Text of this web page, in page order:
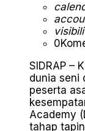
0
SIDRAP –
dunia seni
peserta
Academy
tahap